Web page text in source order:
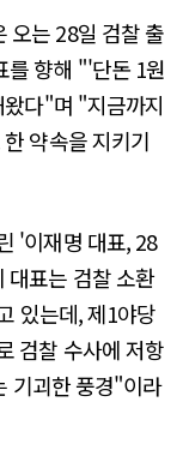
오는 28일 검찰 출
를 향해 "'단돈 1원
다"며 "지금까지
약속을 지키기
'이재명 대표, 28
대표는 검찰 소환
있는데, 제1야당
검찰 수사에 저항
기괴한 풍경"이라